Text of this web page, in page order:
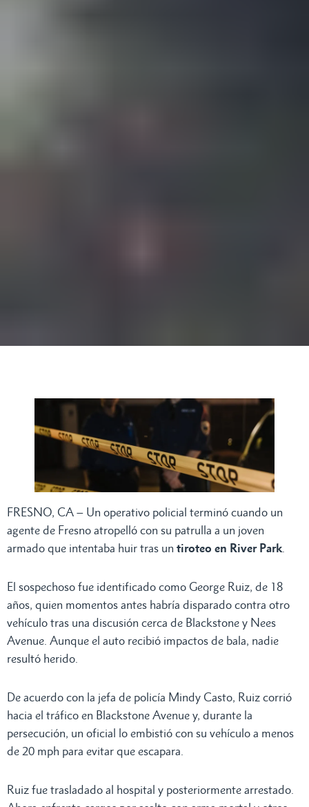
FRESNO, CA – Un operativo policial terminó cuando un
agente de Fresno atropelló con su patrulla a un joven
armado que intentaba huir tras un tiroteo en River Park
El sospechoso fue identificado como George Ruiz, de 18
años, quien momentos antes habría disparado contra otro
vehículo tras una discusión cerca de Blackstone y Nees
Avenue. Aunque el auto recibió impactos de bala, nadie
resultó herido.
De acuerdo con la jefa de policía Mindy Casto, Ruiz corrió
hacia el tráfico en Blackstone Avenue y, durante la
persecución, un oficial lo embistió con su vehículo a menos
de 20 mph para evitar que escapara.
Ruiz fue trasladado al hospital y posteriormente arrestado.